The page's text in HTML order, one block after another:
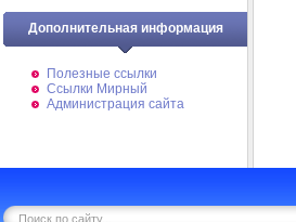
Дополнительная информация
Полезные ссылки
Ссылки Мирный
Администрация сайта